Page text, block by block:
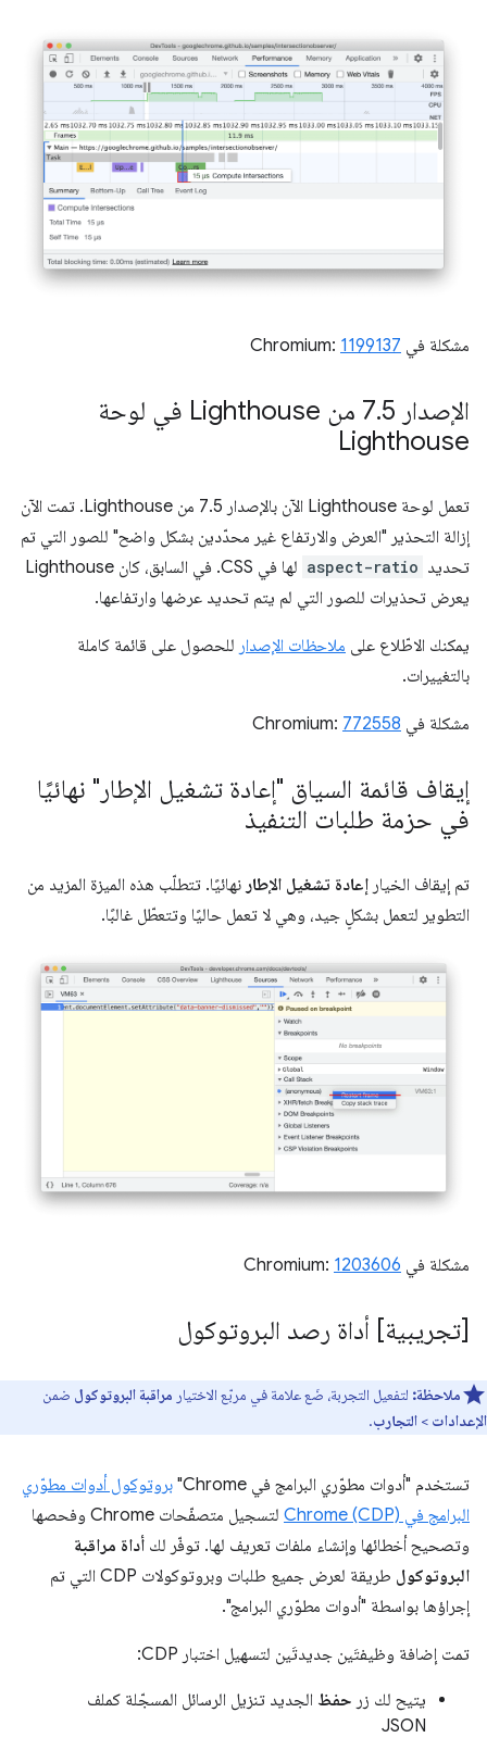
مشكلة في Chromium: 1199137
الإصدار 7 .
5 من Lighthouse في لوحة
Lighthouse
تعمل لوحة Lighthouse الآن بالإصدار 7.5 من Lighthouse. تمت الآن
إزالة التحذير "العرض والارتفاع غير محدّدين بشكل واضح" للصور التي تم
تحديد aspect-ratio
لها في CSS. في السابق، كان Lighthouse
يعرض تحذيرات للصور التي لم يتم تحديد عرضها وارتفاعها.
يمكنك الاطّلاع على ملاحظات الإصدار للحصول على قائمة كاملة
بالتغييرات.
مشكلة في Chromium: 772558
إيقاف قائمة السياق "إعادة تشغيل الإطار" نهائيًا
في حزمة طلبات التنفيذ
تم إيقاف الخيار إعادة تشغيل الإطار نهائيًا. تتطلّب هذه الميزة المزيد من
التطوير لتعمل بشكلٍ جيد، وهي لا تعمل حاليًا وتتعطّل غالبًا.
مشكلة في Chromium: 1203606
[تجريبية] أداة رصد البروتوكول
ملاحظة: لتفعيل التجربة، ضَع علامة في مربّع الاختيار مراقبة البروتوكول ضمن
الإعدادات > التجارب.
تستخدم "أدوات مطوّري البرامج في Chrome"
بروتوكول أدوات مطوّري
البرامج في Chrome (CDP)
لتسجيل متصفّحات Chrome وفحصها
وتصحيح أخطائها وإنشاء ملفات تعريف لها. توفّر لك أداة مراقبة
البروتوكول
طريقة لعرض جميع طلبات وبروتوكولات CDP التي تم
إجراؤها بواسطة "أدوات مطوّري البرامج".
تمت إضافة وظيفتَين جديدتَين لتسهيل اختبار CDP:
يتيح لك زر حفظ الجديد تنزيل الرسائل المسجّلة كملف
JSON